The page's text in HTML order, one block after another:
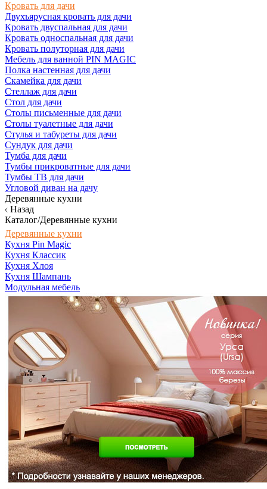
Кровать для дачи
Двухъярусная кровать для дачи
Кровать двуспальная для дачи
Кровать односпальная для дачи
Кровать полуторная для дачи
Мебель для ванной PIN MAGIC
Полка настенная для дачи
Скамейка для дачи
Стеллаж для дачи
Стол для дачи
Столы письменные для дачи
Столы туалетные для дачи
Стулья и табуреты для дачи
Сундук для дачи
Тумба для дачи
Тумбы прикроватные для дачи
Тумбы ТВ для дачи
Угловой диван на дачу
Деревянные кухни
Назад
Каталог/Деревянные кухни
Деревянные кухни
Кухня Pin Magic
Кухня Классик
Кухня Хлоя
Кухня Шампань
Модульная мебель